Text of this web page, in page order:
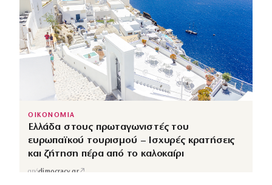
ΟΙΚΟΝΟΜΙΑ
Ελλάδα στους πρωταγωνιστές του
ευρωπαϊκού τουρισμού – Ισχυρές κρατήσεις
και ζήτηση πέρα από το καλοκαίρι
απόdimocracy.gr↗